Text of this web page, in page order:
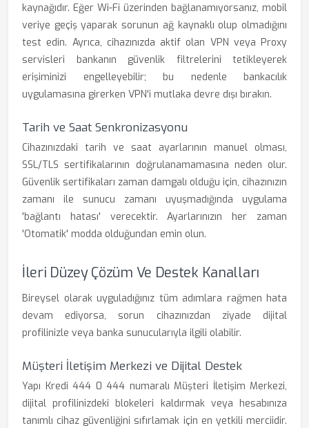
kaynağıdır. Eğer Wi-Fi üzerinden bağlanamıyorsanız, mobil
veriye geçiş yaparak sorunun ağ kaynaklı olup olmadığını
test edin. Ayrıca, cihazınızda aktif olan VPN veya Proxy
servisleri bankanın güvenlik filtrelerini tetikleyerek
erişiminizi engelleyebilir; bu nedenle bankacılık
uygulamasına girerken VPN'i mutlaka devre dışı bırakın.
Tarih ve Saat Senkronizasyonu
Cihazınızdaki tarih ve saat ayarlarının manuel olması,
SSL/TLS sertifikalarının doğrulanamamasına neden olur.
Güvenlik sertifikaları zaman damgalı olduğu için, cihazınızın
zamanı ile sunucu zamanı uyuşmadığında uygulama
'bağlantı hatası' verecektir. Ayarlarınızın her zaman
'Otomatik' modda olduğundan emin olun.
İleri Düzey Çözüm Ve Destek Kanalları
Bireysel olarak uyguladığınız tüm adımlara rağmen hata
devam ediyorsa, sorun cihazınızdan ziyade dijital
profilinizle veya banka sunucularıyla ilgili olabilir.
Müşteri İletişim Merkezi ve Dijital Destek
Yapı Kredi 444 0 444 numaralı Müşteri İletişim Merkezi,
dijital profilinizdeki blokeleri kaldırmak veya hesabınıza
tanımlı cihaz güvenliğini sıfırlamak için en yetkili merciidir.